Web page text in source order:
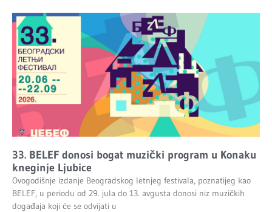
33. BELEF donosi bogat muzički program u Konaku
kneginje Ljubice
Ovogodišnje izdanje Beogradskog letnjeg festivala, poznatijeg kao
BELEF, u periodu od 29. jula do 13. avgusta donosi niz muzičkih
događaja koji će se odvijati u